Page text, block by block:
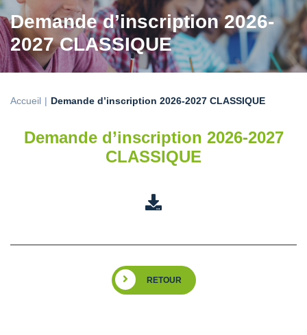
Demande d’inscription 2026-
2027 CLASSIQUE
Accueil Demande d’inscription 2026-2027 CLASSIQUE
Demande d’inscription 2026-2027
CLASSIQUE
RETOUR